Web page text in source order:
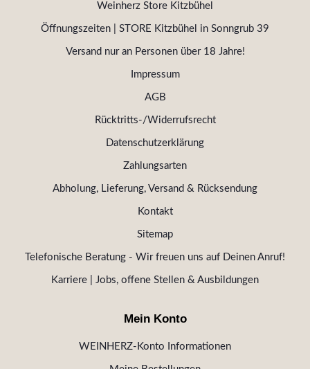
Weinherz Store Kitzbühel
Öffnungszeiten | STORE Kitzbühel in Sonngrub 39
Versand nur an Personen über 18 Jahre!
Impressum
AGB
Rücktritts-/Widerrufsrecht
Datenschutzerklärung
Zahlungsarten
Abholung, Lieferung, Versand & Rücksendung
Kontakt
Sitemap
Telefonische Beratung - Wir freuen uns auf Deinen Anruf!
Karriere | Jobs, offene Stellen & Ausbildungen
Mein Konto
WEINHERZ-Konto Informationen